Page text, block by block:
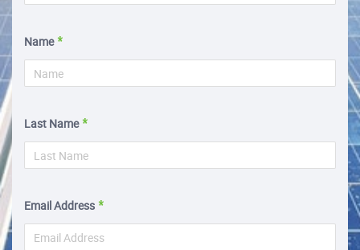
Name
Last Name
Email Address